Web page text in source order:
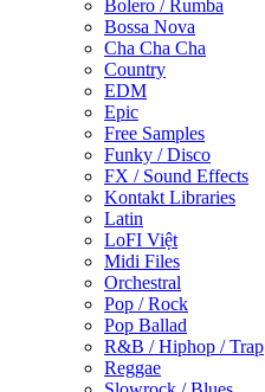
Bolero / Rumba
Bossa Nova
Cha Cha Cha
Country
EDM
Epic
Free Samples
Funky / Disco
FX / Sound Effects
Kontakt Libraries
Latin
LoFI Việt
Midi Files
Orchestral
Pop / Rock
Pop Ballad
R&B / Hiphop / Trap
Reggae